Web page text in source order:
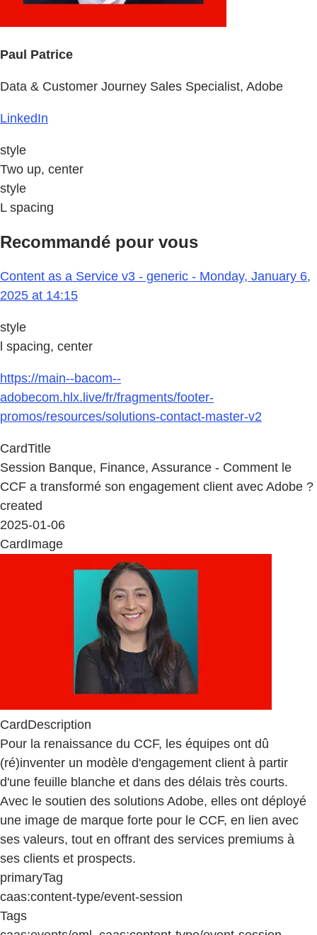
Paul Patrice
Data & Customer Journey Sales Specialist, Adobe
LinkedIn
style
Two up, center
style
L spacing
Recommandé pour vous
Content as a Service v3 - generic - Monday, January 6,
2025 at 14:15
style
l spacing, center
https://main--bacom--
adobecom.hlx.live/fr/fragments/footer-
promos/resources/solutions-contact-master-v2
CardTitle
Session Banque, Finance, Assurance - Comment le
CCF a transformé son engagement client avec Adobe ?
created
2025-01-06
CardImage
CardDescription
Pour la renaissance du CCF, les équipes ont dû
(ré)inventer un modèle d'engagement client à partir
d'une feuille blanche et dans des délais très courts.
Avec le soutien des solutions Adobe, elles ont déployé
une image de marque forte pour le CCF, en lien avec
ses valeurs, tout en offrant des services premiums à
ses clients et prospects.
primaryTag
caas:content-type/event-session
Tags